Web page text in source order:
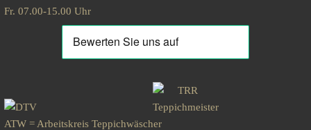
Fr. 07.00-15.00 Uhr
ATW = Arbeitskreis Teppichwäscher